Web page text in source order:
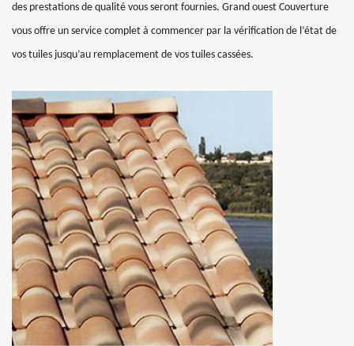
des prestations de qualité vous seront fournies. Grand ouest Couverture
vous offre un service complet à commencer par la vérification de l’état de
vos tuiles jusqu’au remplacement de vos tuiles cassées.